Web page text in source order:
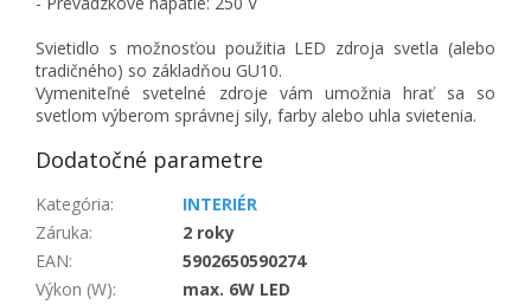
Svietidlo s možnosťou použitia LED zdroja svetla (alebo
tradičného) so základňou GU10.
Vymeniteľné svetelné zdroje vám umožnia hrať sa so
svetlom výberom správnej sily, farby alebo uhla svietenia.
Dodatočné parametre
Kategória:
INTERIÉR
Záruka:
2 roky
EAN:
5902650590274
Výkon (W):
max. 6W LED